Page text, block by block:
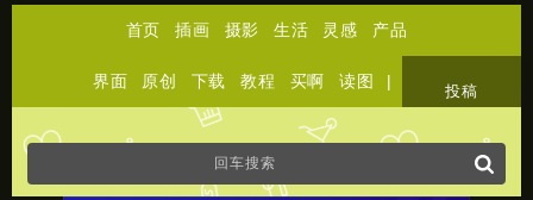
首页 插画 摄影 生活 灵感 产品
界面 原创 下载 教程 买啊 读图 |
投稿